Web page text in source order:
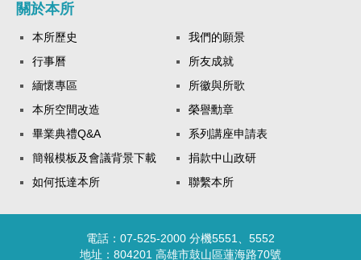
關於本所
本所歷史
我們的願景
行事曆
所友成就
緬懷專區
所徽與所歌
本所空間改造
榮譽勳章
畢業典禮Q&A
系列講座申請表
簡報模板及會議背景下載
捐款中山政研
如何抵達本所
聯繫本所
電話：07-525-2000 分機5551、5552
地址：804201 高雄市鼓山區蓮海路70號